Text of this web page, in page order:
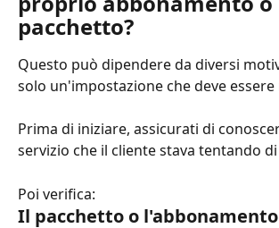
pacchetto?
Questo può dipendere da diversi
solo un'impostazione che deve
Prima di iniziare, assicurati di
servizio che il cliente stava tentando
Poi verifica:
Il pacchetto o